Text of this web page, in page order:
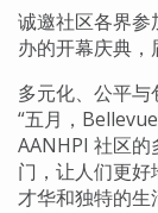
诚邀社区各界参
办的开幕庆典，
多元化、公平
“五月，
AANHPI 社区的
门，让人们更好
才华和独特的生